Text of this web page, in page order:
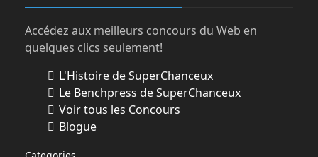
Accédez aux meilleurs concours du Web en
quelques clics seulement!
L'Histoire de SuperChanceux
Le Benchpress de SuperChanceux
Voir tous les Concours
Blogue